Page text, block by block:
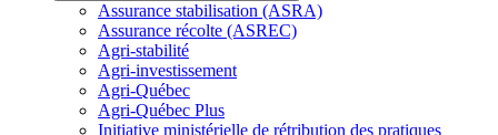
Assurance stabilisation (ASRA)
Assurance récolte (ASREC)
Agri-stabilité
Agri-investissement
Agri-Québec
Agri-Québec Plus
Initiative ministérielle de rétribution des pratiques